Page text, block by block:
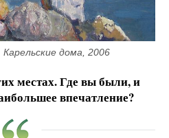
Карельские дома, 2006
местах. Где вы были, и
впечатление?